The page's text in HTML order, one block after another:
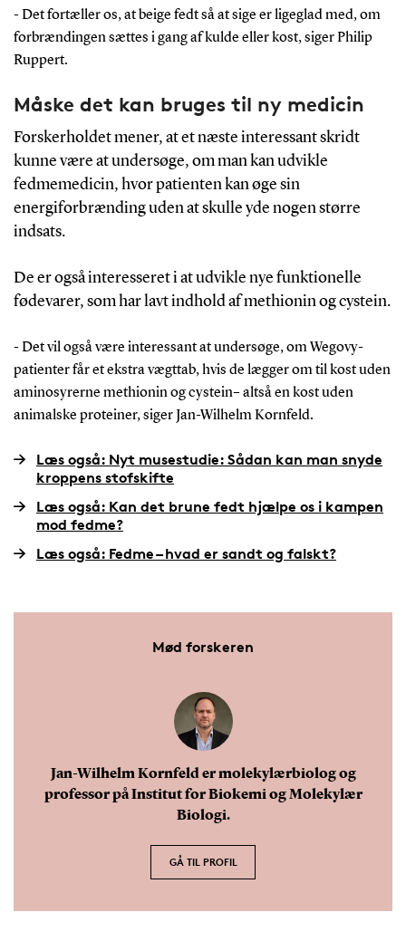
- Det fortæller os, at beige fedt så at sige er ligeglad med, om
forbrændingen sættes i gang af kulde eller kost, siger Philip
Ruppert.
Måske det kan bruges til ny medicin
Forskerholdet mener, at et næste interessant skridt
kunne være at undersøge, om man kan udvikle
fedmemedicin, hvor patienten kan øge sin
energiforbrænding uden at skulle yde nogen større
indsats.
De er også interesseret i at udvikle nye funktionelle
fødevarer, som har lavt indhold af methionin og cystein.
- Det vil også være interessant at undersøge, om Wegovy-
patienter får et ekstra vægttab, hvis de lægger om til kost uden
aminosyrerne methionin og cystein– altså en kost uden
animalske proteiner, siger Jan-Wilhelm Kornfeld.
Læs også: Nyt musestudie: Sådan kan man snyde
kroppens stofskifte
Læs også: Kan det brune fedt hjælpe os i kampen
mod fedme?
Læs også: Fedme – hvad er sandt og falskt?
Mød forskeren
Jan-Wilhelm Kornfeld er molekylærbiolog og
professor på Institut for Biokemi og Molekylær
Biologi.
GÅ TIL PROFIL